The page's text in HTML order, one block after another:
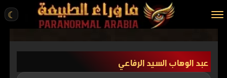
☾
الرئيسية
مقالات
عبد الوهاب السيد الرفاعي